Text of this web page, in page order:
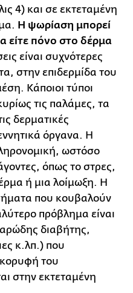
4) και σε εκτεταμένη
Η ψωρίαση μπορεί
είτε πόνο στο δέρμα
είναι συχνότερες
στην επιδερμίδα του
Κάποιοι τύποι
τις παλάμες, τα
δερματικές
όργανα. Η
ωστόσο
όπως το στρες,
ή μια λοίμωξη. Η
που κουβαλούν
πρόβλημα είναι
διαβήτης,
κ.λπ.) που
του
στην εκτεταμένη